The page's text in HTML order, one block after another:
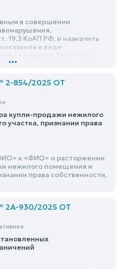
в совершении
19.3 КоАП РФ, и назначить
в виде
...
854/2025 ОТ
купли-продажи нежилого
участка, признании права
к <ФИО> о расторжении
нежилого помещения и
права собственности,
930/2025 ОТ